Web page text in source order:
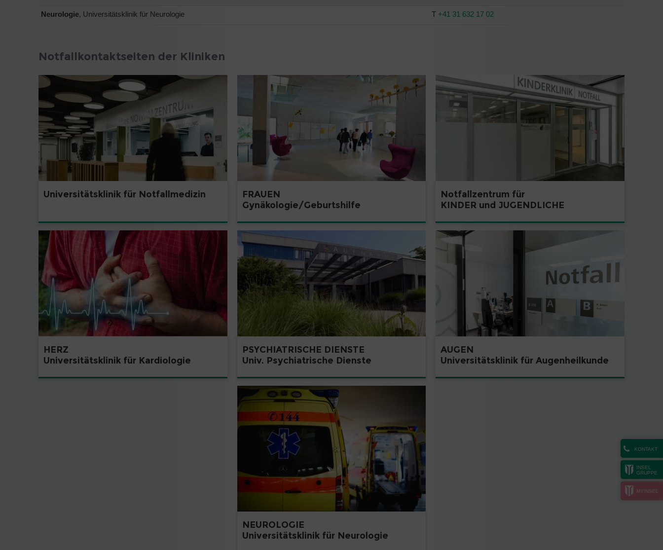
KONTAKT
INSEL
GRUPPE
MYINSEL
Neurologie, Universitätsklinik für Neurologie T +41 31 632 17 02
Notfallkontaktseiten der Kliniken
Universitätsklinik für Notfallmedizin
FRAUEN
Gynäkologie/Geburtshilfe
Notfallzentrum für
KINDER und JUGENDLICHE
HERZ
Universitätsklinik für Kardiologie
PSYCHIATRISCHE DIENSTE
Univ. Psychiatrische Dienste
AUGEN
Universitätsklinik für Augenheilkunde
NEUROLOGIE
Universitätsklinik für Neurologie